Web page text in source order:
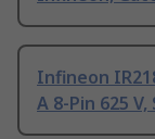
Infineon
A 8-Pin 625 V,